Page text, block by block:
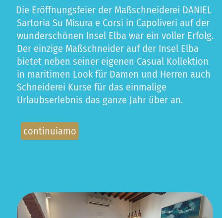
Die Eröffnungsfeier der Maßschneiderei DANIEL
Sartoria Su Misura e Corsi in Capoliveri auf der
wunderschönen Insel Elba war ein voller Erfolg.
Der einzige Maßschneider auf der Insel Elba
bietet neben seiner eigenen Casual Kollektion
in maritimen Look für Damen und Herren auch
Schneiderei Kurse für das einmalige
Urlaubserlebnis das ganze Jahr über an.
continuiamo